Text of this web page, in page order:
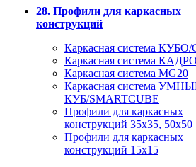
28. Профили для каркасных
конструкций
Каркасная система КУБО/
Каркасная система
Каркасная система MG20
Каркасная система
КУБ/SMARTCUBE
Профили для каркасных
конструкций 35x35, 50x50
Профили для каркасных
конструкций 15х15